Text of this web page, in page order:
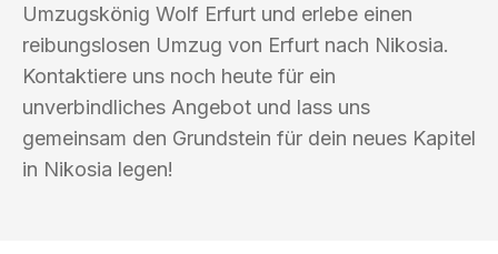
Umzugskönig Wolf Erfurt und erlebe einen
reibungslosen Umzug von Erfurt nach Nikosia.
Kontaktiere uns noch heute für ein
unverbindliches Angebot und lass uns
gemeinsam den Grundstein für dein neues Kapitel
in Nikosia legen!